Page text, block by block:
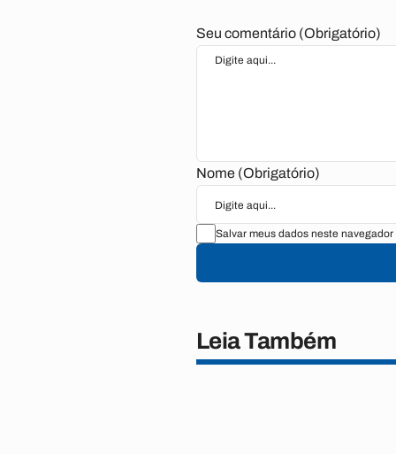
Seu comentário (Obrigatório)
Nome (Obrigatório)
Salvar meus dados neste
Leia Também